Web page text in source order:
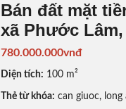
Bán đất mặt
xã Phước
780.000.000vnđ
Diện tích: 100 m²
Thẻ từ khóa: can giuoc, long